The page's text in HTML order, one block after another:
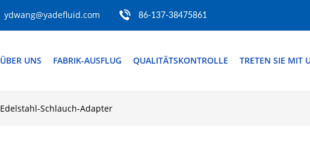
ydwang@yadefluid.com 86-137-38475861
ÜBER UNS FABRIK-AUSFLUG QUALITÄTSKONTROLLE TRETEN SIE MIT
Edelstahl-Schlauch-Adapter